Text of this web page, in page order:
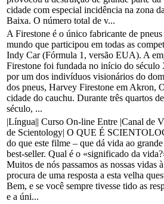
cidade com especial incidência na zona da
Baixa. O número total de v...
A Firestone é o único fabricante de
mundo que participou em todas as
Indy Car (Fórmula 1, versão EUA). A
Firestone foi fundada no início do século
por um dos indivíduos visionários do
dos pneus, Harvey Firestone em Akron,
cidade do cauchu. Durante três quartos de
século, ...
|Língua|| Curso On-line Entre |Canal de
de Scientology| O QUE É
do que este filme – que dá vida ao
best-seller. Qual é o «significado da
Muitos de nós passamos as nossas vidas à
procura de uma resposta a esta velha
Bem, e se você sempre tivesse tido as
e a úni...